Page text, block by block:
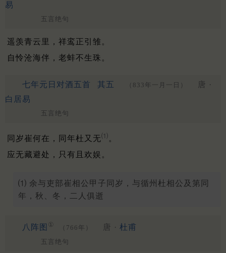
易
五言绝句
遥羡青云里，祥鸾正引雏。
自怜沧海伴，老蚌不生珠。
七年元日对酒五首 其五 （833年一月一日）
唐 ·
白居易
五言绝句
同岁崔何在，同年杜又无⑴ 。
应无藏避处，只有且欢娱。
⑴ 余与吏部崔相公甲子同岁，与循州杜相公及第同
年，秋、冬，二人俱逝
八阵图 ① （766年） 唐 · 杜甫
五言绝句